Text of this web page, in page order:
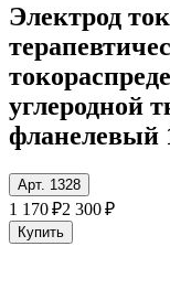
Электрод
углеродной
фланелевый
Арт. 1328
1 170 ₽2 300 ₽
Купить